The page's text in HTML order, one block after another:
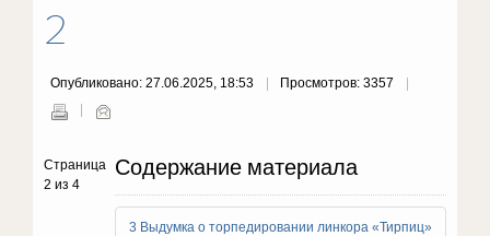
2
Опубликовано: 27.06.2025, 18:53 Просмотров: 3357
Содержание материала
3 Выдумка о торпедировании линкора «Тирпиц»
Страница
2 из 4